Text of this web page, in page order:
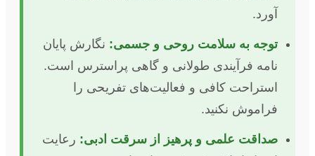
آورد.
توجه به سلامت روحی و جسمی: نگارش پایان
نامه فرآیندی طولانی و گاهی پراسترس است.
استراحت کافی و فعالیت‌های تفریحی را
فراموش نکنید.
صداقت علمی و پرهیز از سرقت ادبی: رعایت